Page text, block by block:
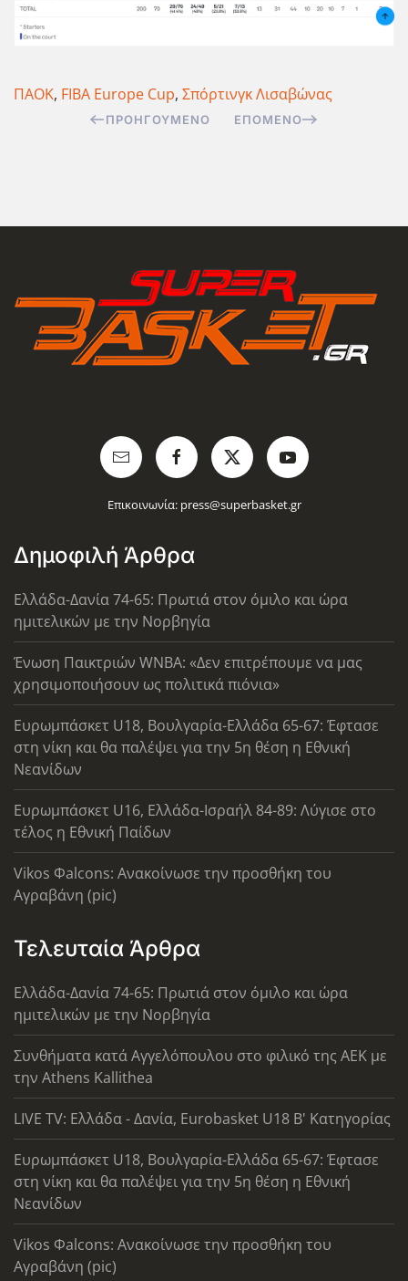
ΠΑΟΚ, FIBA Europe Cup, Σπόρτινγκ Λισαβώνας
ΠΡΟΗΓΟΎΜΕΝΟ ΕΠΌΜΕΝΟ
Επικοινωνία: press@superbasket.gr
Δημοφιλή Άρθρα
Ελλάδα-Δανία 74-65: Πρωτιά στον όμιλο και ώρα
ημιτελικών με την Νορβηγία
Ένωση Παικτριών WNBA: «Δεν επιτρέπουμε να μας
χρησιμοποιήσουν ως πολιτικά πιόνια»
Ευρωμπάσκετ U18, Βουλγαρία-Ελλάδα 65-67: Έφτασε
στη νίκη και θα παλέψει για την 5η θέση η Εθνική
Νεανίδων
Ευρωμπάσκετ U16, Ελλάδα-Ισραήλ 84-89: Λύγισε στο
τέλος η Εθνική Παίδων
Vikos Φalcons: Ανακοίνωσε την προσθήκη του
Αγραβάνη (pic)
Τελευταία Άρθρα
Ελλάδα-Δανία 74-65: Πρωτιά στον όμιλο και ώρα
ημιτελικών με την Νορβηγία
Συνθήματα κατά Αγγελόπουλου στο φιλικό της ΑΕΚ με
την Athens Kallithea
LIVE TV: Ελλάδα - Δανία, Eurobasket U18 Β' Κατηγορίας
Ευρωμπάσκετ U18, Βουλγαρία-Ελλάδα 65-67: Έφτασε
στη νίκη και θα παλέψει για την 5η θέση η Εθνική
Νεανίδων
Vikos Φalcons: Ανακοίνωσε την προσθήκη του
Αγραβάνη (pic)